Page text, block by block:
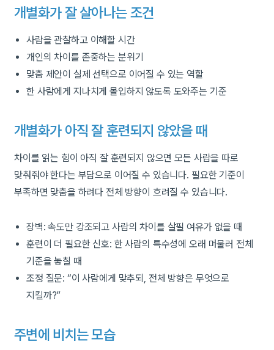
개별화가 잘 살아나는 조건
사람을 관찰하고 이해할 시간
개인의 차이를 존중하는 분위기
맞춤 제안이 실제 선택으로 이어질 수 있는 역할
한 사람에게 지나치게 몰입하지 않도록 도와주는 기준
개별화가 아직 잘 훈련되지 않았을 때
차이를 읽는 힘이 아직 잘 훈련되지 않으면 모든 사람을 따로
맞춰줘야 한다는 부담으로 이어질 수 있습니다. 필요한 기준이
부족하면 맞춤을 하려다 전체 방향이 흐려질 수 있습니다.
장벽: 속도만 강조되고 사람의 차이를 살필 여유가 없을 때
훈련이 더 필요한 신호: 한 사람의 특수성에 오래 머물러 전체
기준을 놓칠 때
조정 질문: “이 사람에게 맞추되, 전체 방향은 무엇으로
지킬까?”
주변에 비치는 모습